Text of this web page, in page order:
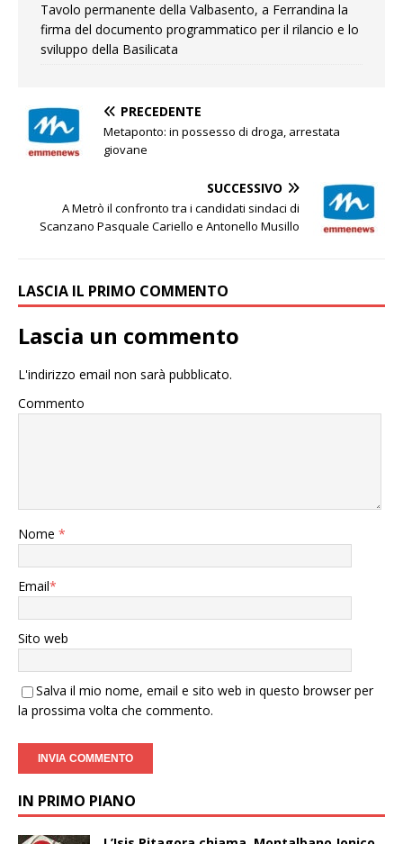
Tavolo permanente della Valbasento, a Ferrandina la
firma del documento programmatico per il rilancio e lo
sviluppo della Basilicata
PRECEDENTE
Metaponto: in possesso di droga, arrestata
giovane
SUCCESSIVO
A Metrò il confronto tra i candidati sindaci di
Scanzano Pasquale Cariello e Antonello Musillo
LASCIA IL PRIMO COMMENTO
Lascia un commento
L'indirizzo email non sarà pubblicato.
Commento
Nome *
Email*
Sito web
Salva il mio nome, email e sito web in questo browser per
la prossima volta che commento.
IN PRIMO PIANO